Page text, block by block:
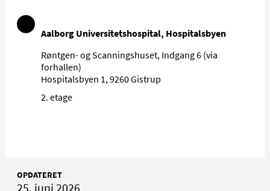
Aalborg Universitetshospital, Hospitalsbyen
Røntgen- og Scanningshuset, Indgang 6 (via
forhallen)
Hospitalsbyen 1, 9260 Gistrup
2. etage
OPDATERET
25. juni 2026